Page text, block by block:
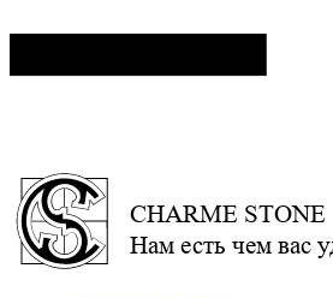
CHARME STONE
Нам есть чем вас